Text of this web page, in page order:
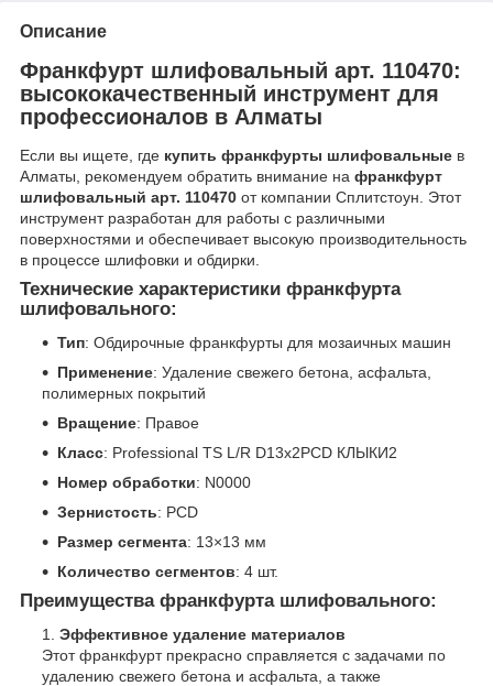
Описание
Франкфурт шлифовальный арт. 110470:
высококачественный инструмент для
профессионалов в Алматы
Если вы ищете, где купить франкфурты шлифовальные в
Алматы, рекомендуем обратить внимание на франкфурт
шлифовальный арт. 110470 от компании Сплитстоун. Этот
инструмент разработан для работы с различными
поверхностями и обеспечивает высокую производительность
в процессе шлифовки и обдирки.
Технические характеристики франкфурта
шлифовального:
Тип: Обдирочные франкфурты для мозаичных машин
Применение: Удаление свежего бетона, асфальта,
полимерных покрытий
Вращение: Правое
Класс: Professional TS L/R D13x2PCD КЛЫКИ2
Номер обработки: N0000
Зернистость: PCD
Размер сегмента: 13×13 мм
Количество сегментов: 4 шт.
Преимущества франкфурта шлифовального:
Эффективное удаление материалов
Этот франкфурт прекрасно справляется с задачами по
удалению свежего бетона и асфальта, а также